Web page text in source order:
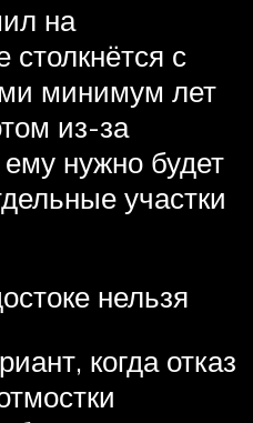
на
столкнётся с
минимум лет
из-за
нужно будет
участки
нельзя
когда отказ